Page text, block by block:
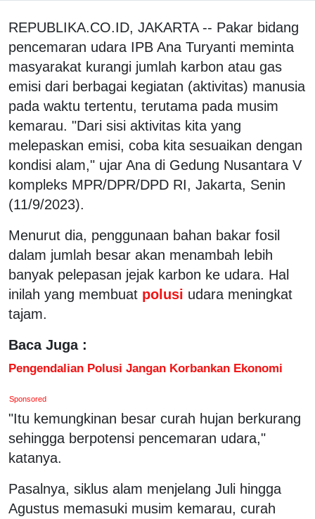
REPUBLIKA.CO.ID, JAKARTA -- Pakar bidang
pencemaran udara IPB Ana Turyanti meminta
masyarakat kurangi jumlah karbon atau gas
emisi dari berbagai kegiatan (aktivitas) manusia
pada waktu tertentu, terutama pada musim
kemarau. "Dari sisi aktivitas kita yang
melepaskan emisi, coba kita sesuaikan dengan
kondisi alam," ujar Ana di Gedung Nusantara V
kompleks MPR/DPR/DPD RI, Jakarta, Senin
(11/9/2023).
Menurut dia, penggunaan bahan bakar fosil
dalam jumlah besar akan menambah lebih
banyak pelepasan jejak karbon ke udara. Hal
inilah yang membuat polusi udara meningkat
tajam.
Baca Juga :
Pengendalian Polusi Jangan Korbankan Ekonomi
Sponsored
"Itu kemungkinan besar curah hujan berkurang
sehingga berpotensi pencemaran udara,"
katanya.
Pasalnya, siklus alam menjelang Juli hingga
Agustus memasuki musim kemarau, curah